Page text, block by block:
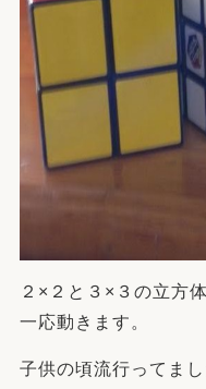
２×２と３×３の立方
一応動きます。
子供の頃流行ってま